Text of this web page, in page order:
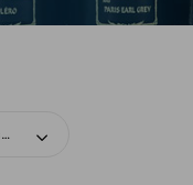
Ordina i 49 risultati